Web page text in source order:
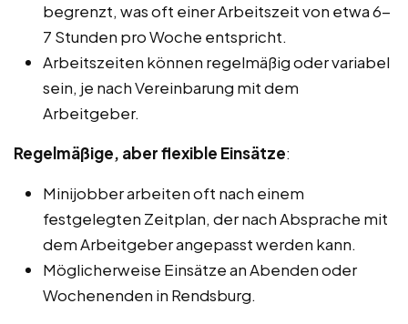
begrenzt, was oft einer Arbeitszeit von etwa 6-
7 Stunden pro Woche entspricht.
Arbeitszeiten können regelmäßig oder variabel
sein, je nach Vereinbarung mit dem
Arbeitgeber.
Regelmäßige, aber flexible Einsätze:
Minijobber arbeiten oft nach einem
festgelegten Zeitplan, der nach Absprache mit
dem Arbeitgeber angepasst werden kann.
Möglicherweise Einsätze an Abenden oder
Wochenenden in Rendsburg.